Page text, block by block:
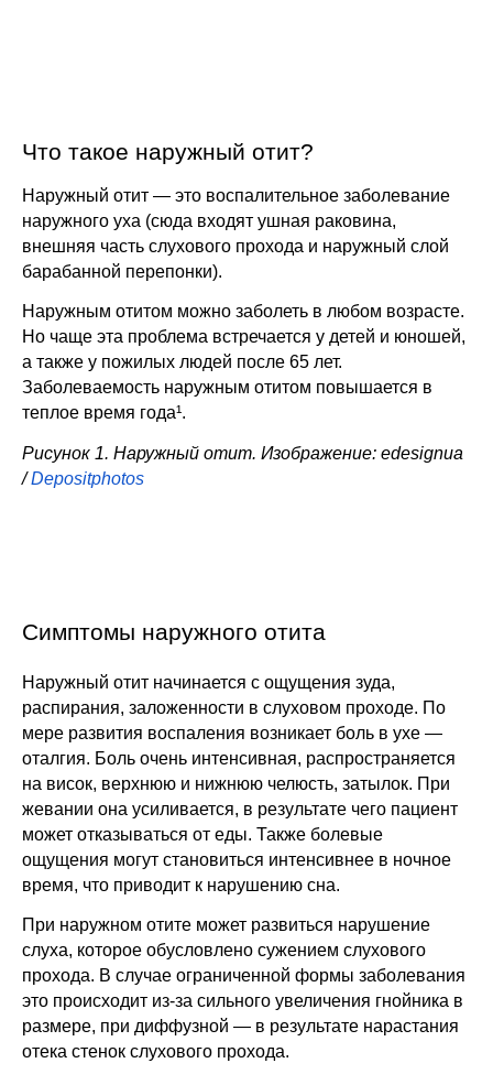
Что такое наружный отит?
Наружный отит — это воспалительное заболевание
наружного уха (сюда входят ушная раковина,
внешняя часть слухового прохода и наружный слой
барабанной перепонки).
Наружным отитом можно заболеть в любом возрасте.
Но чаще эта проблема встречается у детей и юношей,
а также у пожилых людей после 65 лет.
Заболеваемость наружным отитом повышается в
теплое время года¹.
Рисунок 1. Наружный отит. Изображение: edesignua
/ Depositphotos
Симптомы наружного отита
Наружный отит начинается с ощущения зуда,
распирания, заложенности в слуховом проходе. По
мере развития воспаления возникает боль в ухе —
оталгия. Боль очень интенсивная, распространяется
на висок, верхнюю и нижнюю челюсть, затылок. При
жевании она усиливается, в результате чего пациент
может отказываться от еды. Также болевые
ощущения могут становиться интенсивнее в ночное
время, что приводит к нарушению сна.
При наружном отите может развиться нарушение
слуха, которое обусловлено сужением слухового
прохода. В случае ограниченной формы заболевания
это происходит из-за сильного увеличения гнойника в
размере, при диффузной — в результате нарастания
отека стенок слухового прохода.